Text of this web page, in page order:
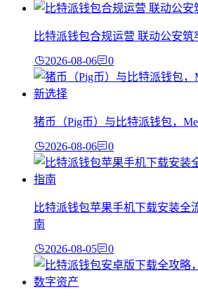
比特派钱包合规运营 联动公安
2026-08-06 0
猪币（Pig币）与比特派钱包，
2026-08-06 0
比特派钱包苹果手机下载安装全
南
2026-08-05 0